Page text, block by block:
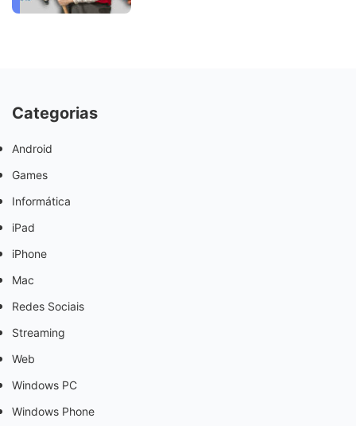
Categorias
Android
Games
Informática
iPad
iPhone
Mac
Redes Sociais
Streaming
Web
Windows PC
Windows Phone